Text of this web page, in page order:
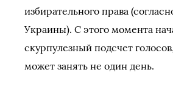
избирательного права
Украины). С этого момента
скурпулезный подсчет
может занять не один день.